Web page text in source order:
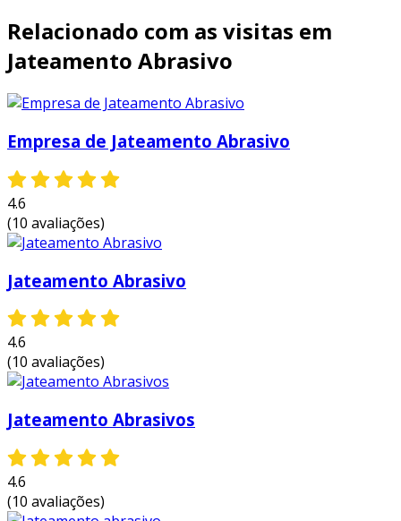
Relacionado com as visitas em
Jateamento Abrasivo
Empresa de Jateamento Abrasivo
4.6
(10 avaliações)
Jateamento Abrasivo
4.6
(10 avaliações)
Jateamento Abrasivos
4.6
(10 avaliações)